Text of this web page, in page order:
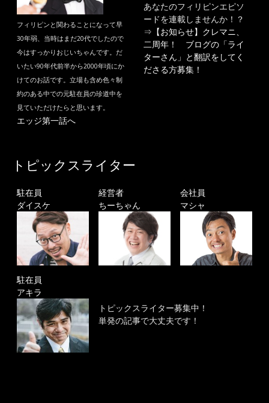
フィリピンと関わることになって早
30年弱、当時はまだ20代でしたので
今はすっかりおじいちゃんです。だ
いたい90年代前半から2000年頃にか
けてのお話です。立場も含め色々制
約のある中での元駐在員の珍道中を
見ていただけたらと思います。
エッジ第一話へ
あなたのフィリピンエピソ
ードを連載しませんか！？
⇒ 【お知らせ】クレマニ、
二周年！ ブログの「ライ
ターさん」と翻訳をしてく
ださる方募集！
トピックスライター
駐在員
ダイスケ
経営者
ちーちゃん
会社員
マシャ
駐在員
アキラ
トピックスライター募集中！
単発の記事で大丈夫です！